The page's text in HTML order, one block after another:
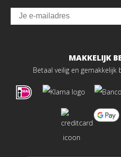
Email
MAKKELIJK
Betaal veilig en gemakkelijk